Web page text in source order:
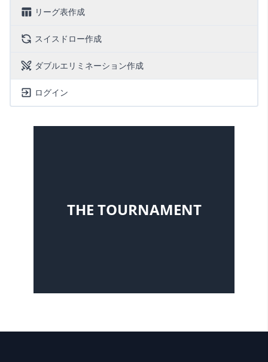
リーグ表作成
スイスドロー作成
ダブルエリミネーション作成
ログイン
THE TOURNAMENT